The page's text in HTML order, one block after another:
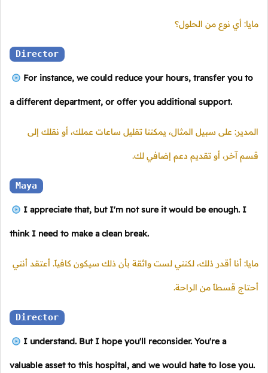
مايا: أي نوع من الحلول؟
Director
For instance, we could reduce your hours, transfer you to
a different department, or offer you additional support.
المدير: على سبيل المثال، يمكننا تقليل ساعات عملك، أو نقلك إلى
قسم آخر، أو تقديم دعم إضافي لك.
Maya
I appreciate that, but I'm not sure it would be enough. I
think I need to make a clean break.
مايا: أنا أقدر ذلك، لكنني لست واثقة بأن ذلك سيكون كافياً. أعتقد أنني
أحتاج قسطاً من الراحة.
Director
I understand. But I hope you'll reconsider. You're a
valuable asset to this hospital, and we would hate to lose you.